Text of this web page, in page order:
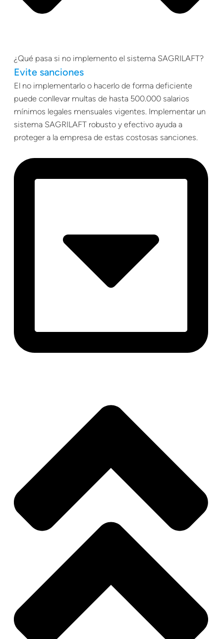
¿Qué pasa si no implemento el sistema SAGRILAFT?
Evite sanciones
El no implementarlo o hacerlo de forma deficiente
puede conllevar multas de hasta 500.000 salarios
mínimos legales mensuales vigentes. Implementar un
sistema SAGRILAFT robusto y efectivo ayuda a
proteger a la empresa de estas costosas sanciones.